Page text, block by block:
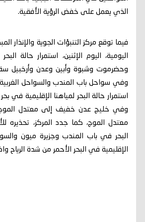
الذي يعمل على خفض الرؤية الأفقية.
فيما توقع مركز التنبؤات الجوية والإنذار
اليومية، اليوم الإثنين، استمرار حالة
وحضرموت وشبوة وأبين وعدن وأرخبيل
وفي سواحل باب المندب والسواحل
استمرار حالة البحر لمياهنا الإقليمية في
وفي خليج عدن خفيف إلى معتدل
معتدل الموج، كما جدد المركز، تحذيره
البحر في باب المندب وجزيرة ميون
الإقليمية في البحر الأحمر من شدة الرياح